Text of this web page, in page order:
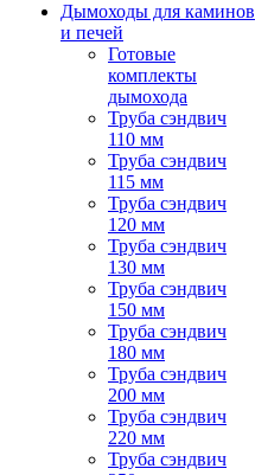
Дымоходы для каминов
и печей
Готовые
комплекты
дымохода
Труба сэндвич
110 мм
Труба сэндвич
115 мм
Труба сэндвич
120 мм
Труба сэндвич
130 мм
Труба сэндвич
150 мм
Труба сэндвич
180 мм
Труба сэндвич
200 мм
Труба сэндвич
220 мм
Труба сэндвич